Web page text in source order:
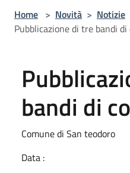
Home > Novità > Notizie
Pubblicazione di tre bandi di
bandi di
Comune di San teodoro
Data :